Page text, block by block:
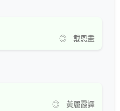
◎ 戴恩畫
◎ 黃麗霞譯